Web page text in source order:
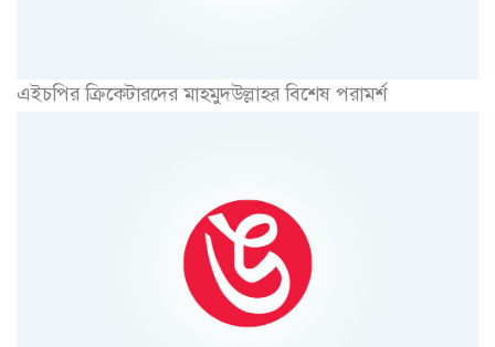
এইচপির ক্রিকেটারদের মাহমুদউল্লাহর বিশেষ পরামর্শ